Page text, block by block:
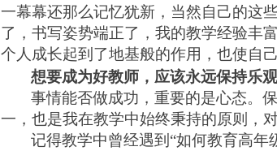
一幕幕还那么记忆犹新，当然自己的这
了，书写姿势端正了，我的教学经验丰
个人成长起到了地基般的作用，也使自
想要成为好教师，应该永远保持乐
事情能否做成功，重要的是心态。
一，也是我在教学中始终秉持的原则，
记得教学中曾经遇到“如何教育高